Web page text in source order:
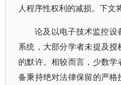
人程序性权利的减损。下文
论及以电子技术监控设
系统，大部分学者未提及
的默许。相较而言，少数
备秉持绝对法律保留的严